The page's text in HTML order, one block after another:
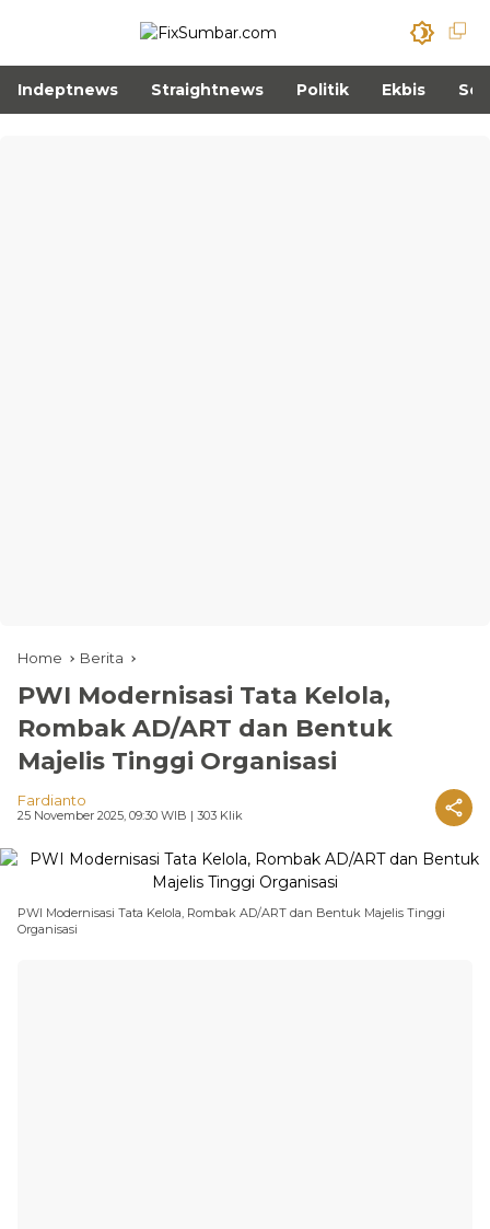
Indeptnews Straightnews Politik Ekbis
Home Berita
PWI Modernisasi Tata Kelola,
Rombak AD/ART dan Bentuk
Majelis Tinggi Organisasi
Fardianto
25 November 2025, 09:30 WIB | 303 Klik
PWI Modernisasi Tata Kelola, Rombak AD/ART dan Bentuk Majelis Tinggi
Organisasi